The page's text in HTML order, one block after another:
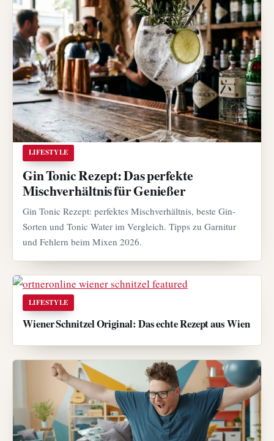
LIFESTYLE
Gin Tonic Rezept: Das perfekte
Mischverhältnis für Genießer
Gin Tonic Rezept: perfektes Mischverhältnis, beste Gin-
Sorten und Tonic Water im Vergleich. Tipps zu Garnitur
und Fehlern beim Mixen 2026.
LIFESTYLE
Wiener Schnitzel Original: Das echte Rezept aus Wien